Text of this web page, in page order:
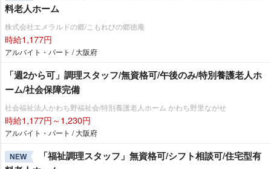
料老人ホーム
株式会社エメラルドの郷/こもれびの郷徳庵
時給1,177円
アルバイト・パート / 大阪府
「週2から可」調理スタッフ/無資格可/午後のみ/特別養護老人ホ
ーム/社会保障完備
社会福祉法人かわち野福祉会/特別養護老人ホーム かわち野里ながせ
時給1,177円～1,230円
アルバイト・パート / 大阪府
NEW
「福祉調理スタッフ」無資格可/シフト相談可/住宅型有